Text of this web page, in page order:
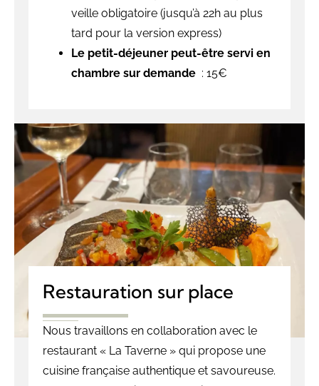
veille obligatoire (jusqu’à 22h au plus
tard pour la version express)
Le petit-déjeuner peut-être servi en
chambre sur demande : 15€
Restauration sur place
Nous travaillons en collaboration avec le
restaurant « La Taverne » qui propose une
cuisine française authentique et savoureuse.